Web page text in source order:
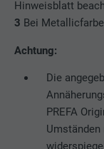
Hinweisblatt
3 Bei
Achtung:
Die
PREFA
Laufzeit
Zweck